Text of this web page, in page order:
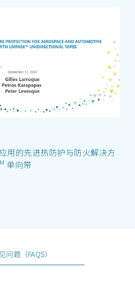
用的先进热防护与防火解决方
单向带
问题（FAQS）